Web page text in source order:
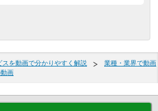
スを動画で分かりやすく解説
業種・業界で動画
画